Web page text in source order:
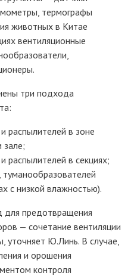
термографы
животных в Китае
вентиляционные
три подхода
распылителей в зоне
зале;
распылителей в секциях;
туманообразователей
с низкой влажностью).
предотвращения
— сочетание вентиляции
Ю.Линь. В случае,
и орошения
контроля